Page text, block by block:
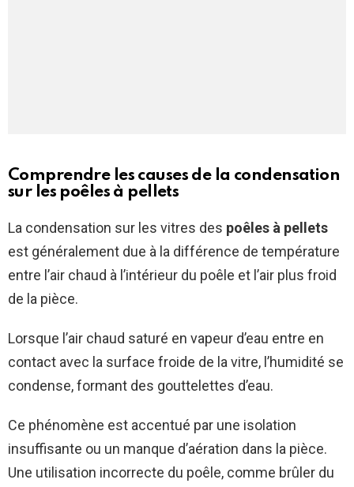
Comprendre les causes de la condensation
sur les poêles à pellets
La condensation sur les vitres des poêles à pellets
est généralement due à la différence de température
entre l’air chaud à l’intérieur du poêle et l’air plus froid
de la pièce.
Lorsque l’air chaud saturé en vapeur d’eau entre en
contact avec la surface froide de la vitre, l’humidité se
condense, formant des gouttelettes d’eau.
Ce phénomène est accentué par une isolation
insuffisante ou un manque d’aération dans la pièce.
Une utilisation incorrecte du poêle, comme brûler du